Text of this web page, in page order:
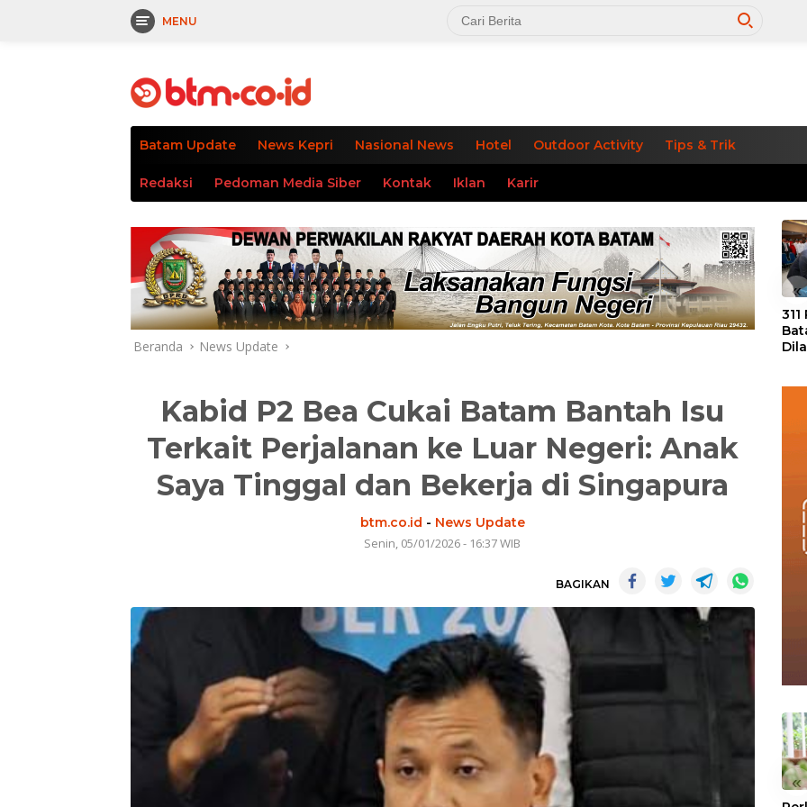
MENU
Batam Update News Kepri Nasional News Hotel Outdoor Activity Tips & Trik
Redaksi Pedoman Media Siber Kontak Iklan Karir
Beranda News Update
Kabid P2 Bea Cukai Batam Bantah Isu
Terkait Perjalanan ke Luar Negeri: Anak
Saya Tinggal dan Bekerja di Singapura
btm.co.id - News Update
Senin, 05/01/2026 - 16:37 WIB
BAGIKAN
«
«